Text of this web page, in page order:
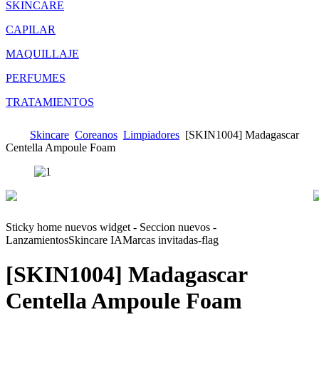
SKINCARE
CAPILAR
MAQUILLAJE
PERFUMES
TRATAMIENTOS
Skincare Coreanos Limpiadores [SKIN1004] Madagascar
Centella Ampoule Foam
Sticky home nuevos widget - Seccion nuevos -
LanzamientosSkincare IAMarcas invitadas-flag
[SKIN1004] Madagascar
Centella Ampoule Foam